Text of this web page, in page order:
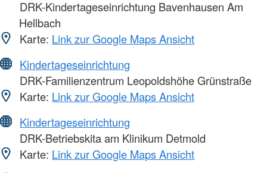
DRK-Kindertageseinrichtung Bavenhausen Am
Hellbach
Karte: Link zur Google Maps Ansicht
Kindertageseinrichtung
DRK-Familienzentrum Leopoldshöhe Grünstraße
Karte: Link zur Google Maps Ansicht
Kindertageseinrichtung
DRK-Betriebskita am Klinikum Detmold
Karte: Link zur Google Maps Ansicht